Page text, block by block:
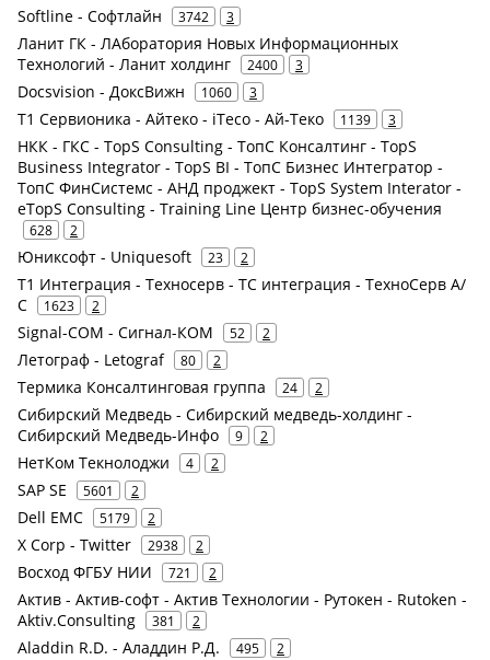
Softline - Софтлайн 3742 3
Ланит ГК - ЛАборатория Новых Информационных
Технологий - Ланит холдинг
2400 3
Docsvision - ДоксВижн 1060 3
Т1 Сервионика - Айтеко - iTeco - Ай-Теко 1139 3
НКК - ГКС - TopS Consulting - ТопС Консалтинг - TopS
Business Integrator - TopS BI - ТопС Бизнес Интегратор -
ТопС ФинСистемс - АНД проджект - TopS System Interator -
eTopS Consulting - Training Line Центр бизнес-обучения
628 2
Юниксофт - Uniquesoft 23 2
Т1 Интеграция - Техносерв - ТС интеграция - ТехноСерв А/
С
1623 2
Signal-COM - Сигнал-КОМ 52 2
Летограф - Letograf 80 2
Термика Консалтинговая группа 24 2
Сибирский Медведь - Сибирский медведь-холдинг -
Сибирский Медведь-Инфо
9 2
НетКом Текнолоджи 4 2
SAP SE 5601 2
Dell EMC 5179 2
X Corp - Twitter 2938 2
Восход ФГБУ НИИ 721 2
Актив - Актив-софт - Актив Технологии - Рутокен - Rutoken -
Aktiv.Consulting
381 2
Aladdin R.D. - Аладдин Р.Д. 495 2